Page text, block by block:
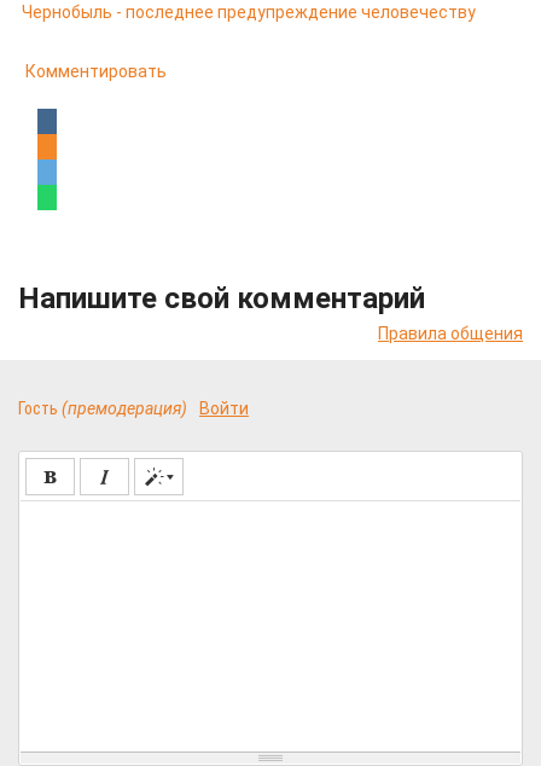
Чернобыль - последнее предупреждение человечеству
Комментировать
Напишите свой комментарий
Правила общения
Гость (премодерация) Войти